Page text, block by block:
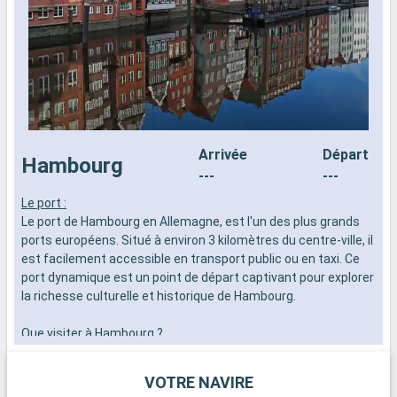
Hambourg
Arrivée
---
Départ
---
Le port :
Le port de Hambourg en Allemagne, est l'un des plus grands
ports européens. Situé à environ 3 kilomètres du centre-ville, il
est facilement accessible en transport public ou en taxi. Ce
port dynamique est un point de départ captivant pour explorer
la richesse culturelle et historique de Hambourg.
Que visiter à Hambourg ?
de nombreuses attractions. Le quartier de Speicherstadt, un
VOTRE NAVIRE